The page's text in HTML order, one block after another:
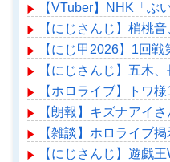
【VTuber】NHK「ぶ
【にじさんじ】梢桃
【にじ甲2026】1回
【にじさんじ】五木
【ホロライブ】トワ
【朗報】キズナアイ
【雑談】ホロライブ
【にじさんじ】遊戯